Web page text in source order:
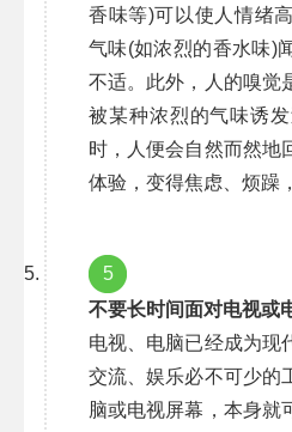
香味等)可以使人情绪
气味(如浓烈的香水味)
不适。此外，人的嗅觉
被某种浓烈的气味诱
时，人便会自然而然地
体验，变得焦虑、烦躁
5
不要长时间面对电视或
电视、电脑已经成为现
交流、娱乐必不可少的
脑或电视屏幕，本身就